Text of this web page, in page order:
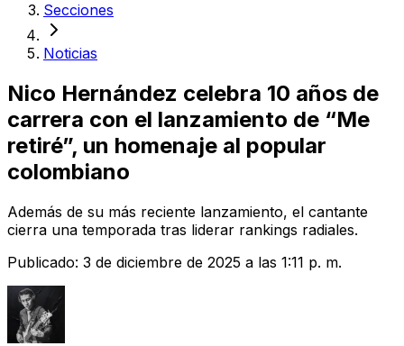
Secciones
Noticias
Nico Hernández celebra 10 años de
carrera con el lanzamiento de “Me
retiré”, un homenaje al popular
colombiano
Además de su más reciente lanzamiento, el cantante
cierra una temporada tras liderar rankings radiales.
Publicado: 3 de diciembre de 2025 a las 1:11 p. m.